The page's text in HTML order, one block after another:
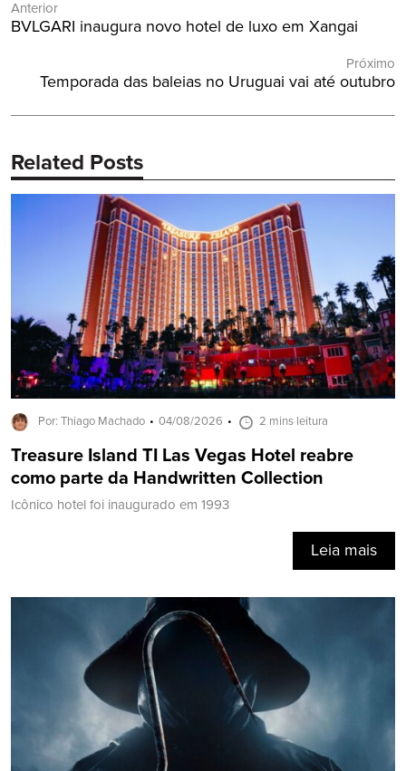
de
Anterior
Post
BVLGARI inaugura novo hotel de luxo em Xangai
Próximo
Próximo
Temporada das baleias no Uruguai vai até outubro
Related Posts
Por: Thiago Machado 04/08/2026 2 mins leitura
Treasure Island TI Las Vegas Hotel reabre
como parte da Handwritten Collection
Icônico hotel foi inaugurado em 1993
Leia mais